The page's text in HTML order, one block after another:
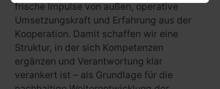
frische Impulse von außen, operative
Umsetzungskraft und Erfahrung aus der
Kooperation. Damit schaffen wir eine
Struktur, in der sich Kompetenzen
ergänzen und Verantwortung klar
verankert ist – als Grundlage für die